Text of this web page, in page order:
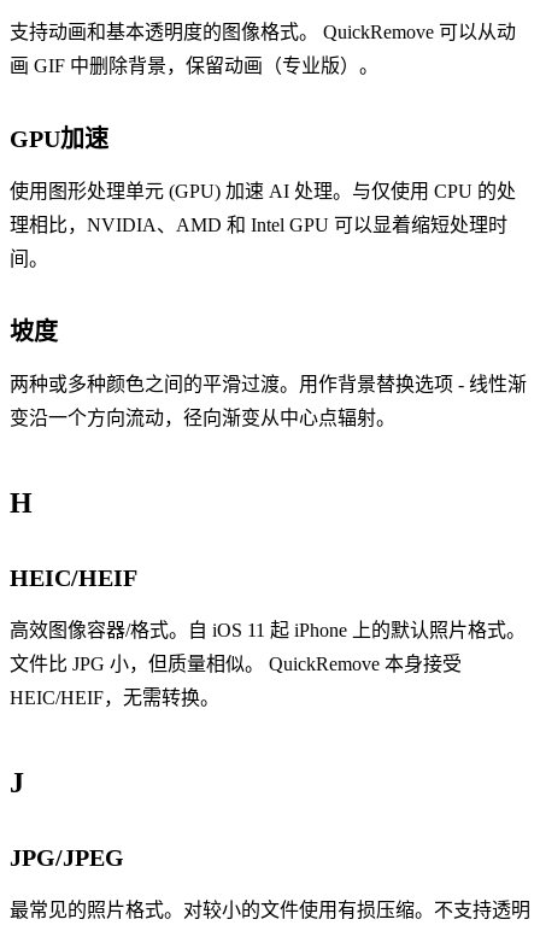
支持动画和基本透明度的图像格式。 QuickRemove 可以从动
画 GIF 中删除背景，保留动画（专业版）。
GPU加速
使用图形处理单元 (GPU) 加速 AI 处理。与仅使用 CPU 的处
理相比，NVIDIA、AMD 和 Intel GPU 可以显着缩短处理时
间。
坡度
两种或多种颜色之间的平滑过渡。用作背景替换选项 - 线性渐
变沿一个方向流动，径向渐变从中心点辐射。
H
HEIC/HEIF
高效图像容器/格式。自 iOS 11 起 iPhone 上的默认照片格式。
文件比 JPG 小，但质量相似。 QuickRemove 本身接受
HEIC/HEIF，无需转换。
J
JPG/JPEG
最常见的照片格式。对较小的文件使用有损压缩。不支持透明